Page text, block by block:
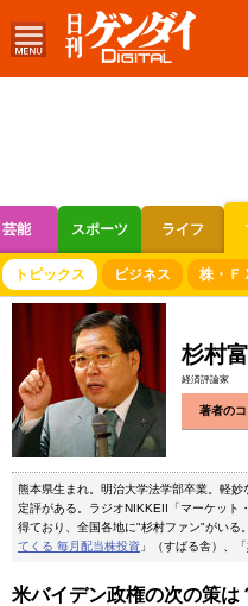
芸能 スポーツ ライフ
ボートレース 競輪 オートレ
トピックス ビジネス 株・Ｆ
杉村
経済評論家
著者の
熊本県生まれ。明治大学法学部卒業。軽
定評がある。ラジオNIKKEII「マーケット
得ており、全国各地に"杉村ファン"がいる
てくる 毎月配当株投資 」（すばる舎）、「
米バイデン政権の次の策は